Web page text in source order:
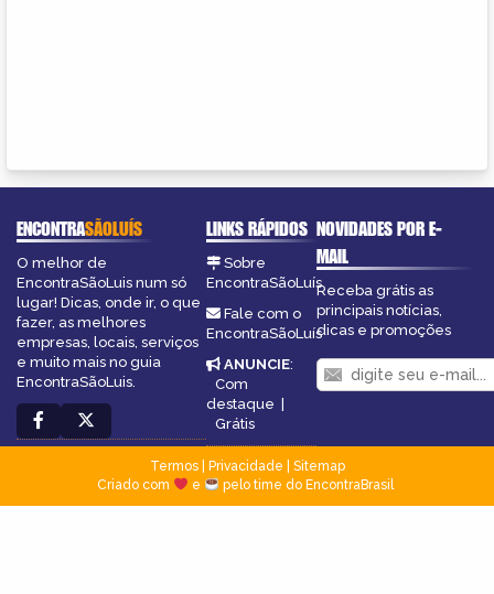
ENCONTRASÃOLUÍS
O melhor de
EncontraSãoLuis num só
lugar! Dicas, onde ir, o que
fazer, as melhores
empresas, locais, serviços
e muito mais no guia
EncontraSãoLuis.
LINKS RÁPIDOS
Sobre
EncontraSãoLuís
Fale com o
EncontraSãoLuís
ANUNCIE:
Com
destaque |
Grátis
NOVIDADES POR E-
MAIL
Receba grátis as
principais notícias,
dicas e promoções
Termos| Privacidade
Sitemap
Criado com
e pelo time do EncontraBrasil